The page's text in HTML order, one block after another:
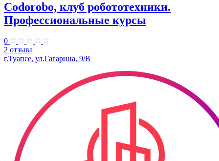
Codorobo, клуб робототехники.
Профессиональные курсы
0
2 отзыва
г.Туапсе, ул.Гагарина, 9/В